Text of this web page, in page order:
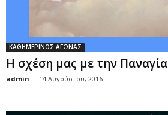
ΚΑΘΗΜΕΡΙΝΟΣ ΑΓΩΝΑΣ
Η σχέση μας με την Παναγία
admin - 14 Αυγούστου, 2016